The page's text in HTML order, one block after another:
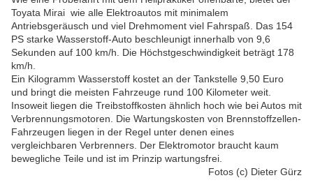
Toyata Mirai wie alle Elektroautos mit minimalem
Antriebsgeräusch und viel Drehmoment viel Fahrspaß. Das 154
PS starke Wasserstoff-Auto beschleunigt innerhalb von 9,6
Sekunden auf 100 km/h. Die Höchstgeschwindigkeit beträgt 178
km/h.
Ein Kilogramm Wasserstoff kostet an der Tankstelle 9,50 Euro
und bringt die meisten Fahrzeuge rund 100 Kilometer weit.
Insoweit liegen die Treibstoffkosten ähnlich hoch wie bei Autos mit
Verbrennungsmotoren. Die Wartungskosten von Brennstoffzellen-
Fahrzeugen liegen in der Regel unter denen eines
vergleichbaren Verbrenners. Der Elektromotor braucht kaum
bewegliche Teile und ist im Prinzip wartungsfrei.
Fotos (c) Dieter Gürz